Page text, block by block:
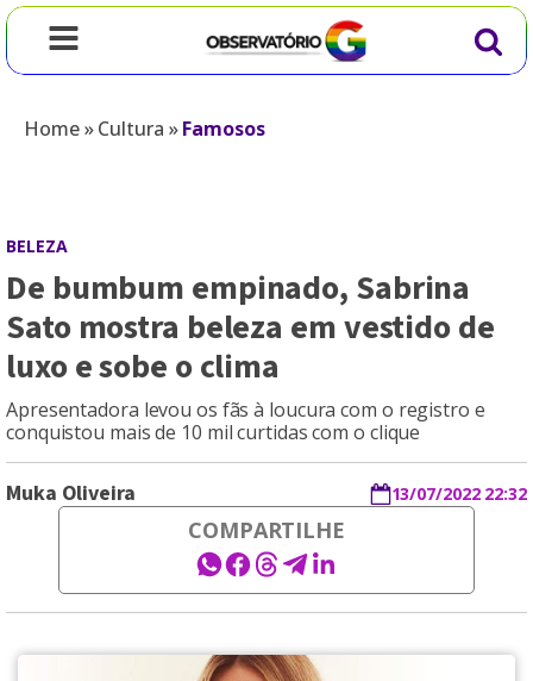
Home»Cultura »Famosos
BELEZA
De bumbum empinado, Sabrina
Sato mostra beleza em vestido de
luxo e sobe o clima
Apresentadora levou os fãs à loucura com o registro e
conquistou mais de 10 mil curtidas com o clique
Muka Oliveira 13/07/2022 22:32
COMPARTILHE